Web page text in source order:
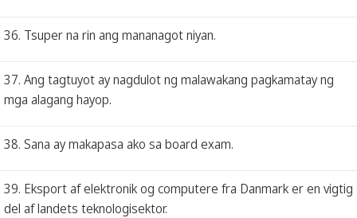
36. Tsuper na rin ang mananagot niyan.
37. Ang tagtuyot ay nagdulot ng malawakang pagkamatay ng
mga alagang hayop.
38. Sana ay makapasa ako sa board exam.
39. Eksport af elektronik og computere fra Danmark er en vigtig
del af landets teknologisektor.